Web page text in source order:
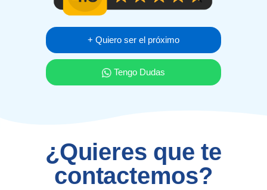
+ Quiero ser el próximo
Tengo Dudas
¿Quieres que te
contactemos?